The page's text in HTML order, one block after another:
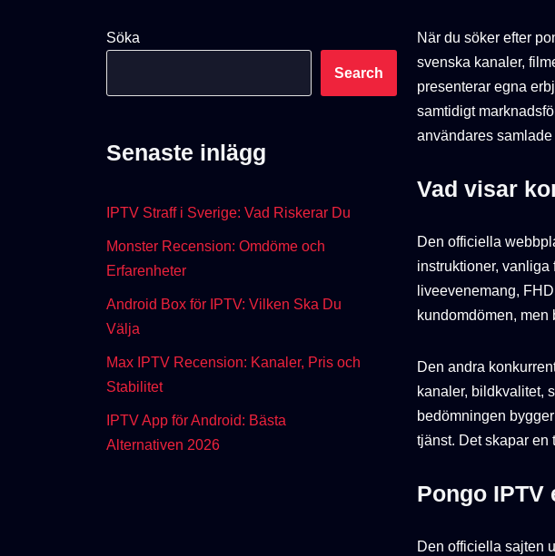
Söka
Search
Senaste inlägg
IPTV Straff i Sverige: Vad Riskerar Du
Monster Recension: Omdöme och
Erfarenheter
Android Box för IPTV: Vilken Ska Du
Välja
Max IPTV Recension: Kanaler, Pris och
Stabilitet
IPTV App för Android: Bästa
Alternativen 2026
När du söker efter
svenska kanaler,
presenterar egna
samtidigt
användares
Vad visar
Den officiella
instruktioner, vanliga
liveevenemang,
kundomdömen, men
Den andra
kanaler, bildkvalitet,
bedömningen
tjänst. Det skapar en
Pongo
Den officiella sajten